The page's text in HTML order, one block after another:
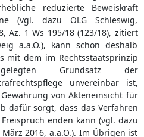
reduzierte Beweiskraft
(vgl. dazu OLG Schleswig,
Az. 1 Ws 195/18 (123/18), zitiert
a.a.O.), kann schon deshalb
mit dem im Rechtsstaatsprinzip
Grundsatz der
unvereinbar ist,
von Akteneinsicht für
dafür sorgt, dass das Verfahren
enden kann (vgl. dazu
2016, a.a.O.). Im Übrigen ist